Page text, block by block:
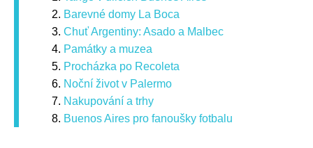
Barevné domy La Boca
Chuť Argentiny: Asado a Malbec
Památky a muzea
Procházka po Recoleta
Noční život v Palermo
Nakupování a trhy
Buenos Aires pro fanoušky fotbalu